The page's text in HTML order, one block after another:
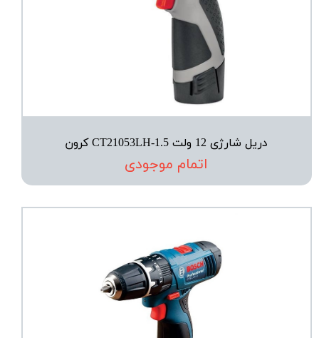
دریل شارژی 12 ولت CT21053LH-1.5 کرون
اتمام موجودی